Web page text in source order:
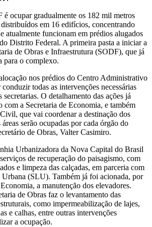
ocupar gradualmente os 182 mil metros
em 16 edifícios, concentrando
atualmente funcionam em prédios alugados
Distrito Federal. A primeira pasta a iniciar a
de Obras e Infraestrutura (SODF), que já
para o complexo.
nos prédios do Centro Administrativo
todas as intervenções necessárias
secretarias. O detalhamento das ações já
com a Secretaria de Economia, e também
que vai coordenar a destinação dos
serão ocupadas por cada órgão do
de Obras, Valter Casimiro.
Urbanizadora da Nova Capital do Brasil
de recuperação do paisagismo, com
e limpeza das calçadas, em parceria com
(SLU). Também já foi acionada, por
a manutenção dos elevadores.
de Obras faz o levantamento das
como impermeabilização de lajes,
e calhas, entre outras intervenções
a ocupação.